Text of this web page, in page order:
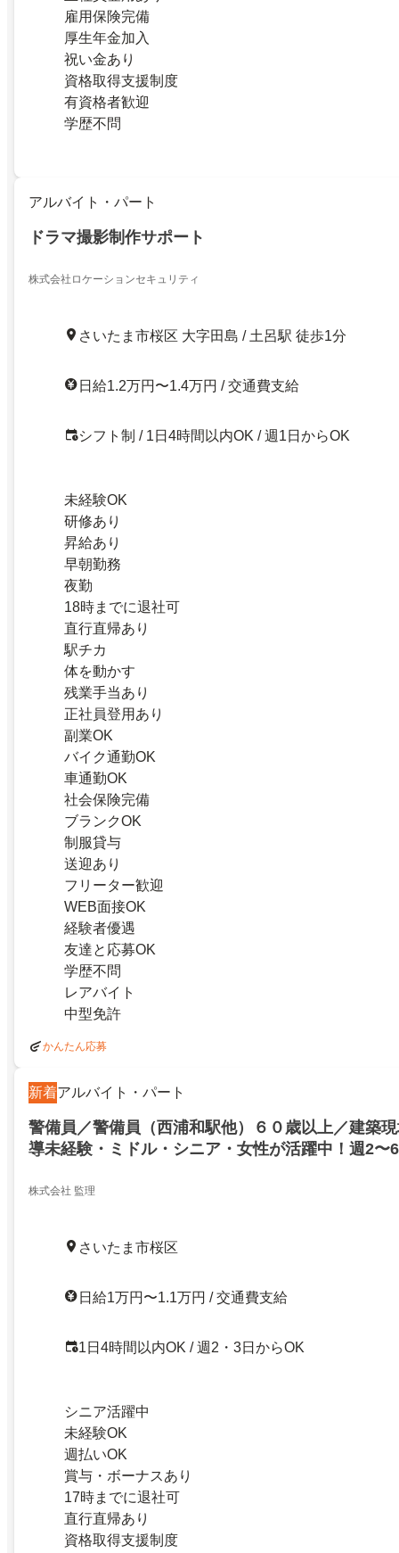
雇用保険完備
厚生年金加入
祝い金あり
資格取得支援制度
有資格者歓迎
学歴不問
アルバイト・パート
ドラマ撮影制作サポート
株式会社ロケーションセキュリティ
さいたま市桜区 大字田島 / 土呂駅 徒歩1分
日給1.2万円〜1.4万円 / 交通費支給
シフト制 / 1日4時間以内OK / 週1日からOK
未経験OK
研修あり
昇給あり
早朝勤務
夜勤
18時までに退社可
直行直帰あり
駅チカ
体を動かす
残業手当あり
正社員登用あり
副業OK
バイク通勤OK
車通勤OK
社会保険完備
ブランクOK
制服貸与
送迎あり
フリーター歓迎
WEB面接OK
経験者優遇
友達と応募OK
学歴不問
レアバイト
中型免許
かんたん応募
新着アルバイト・パート
警備員／警備員（西浦和駅他）６０歳以上／建築
導未経験・ミドル・シニア・女性が活躍中！週2〜
株式会社 監理
さいたま市桜区
日給1万円〜1.1万円 / 交通費支給
1日4時間以内OK / 週2・3日からOK
シニア活躍中
未経験OK
週払いOK
賞与・ボーナスあり
17時までに退社可
直行直帰あり
資格取得支援制度